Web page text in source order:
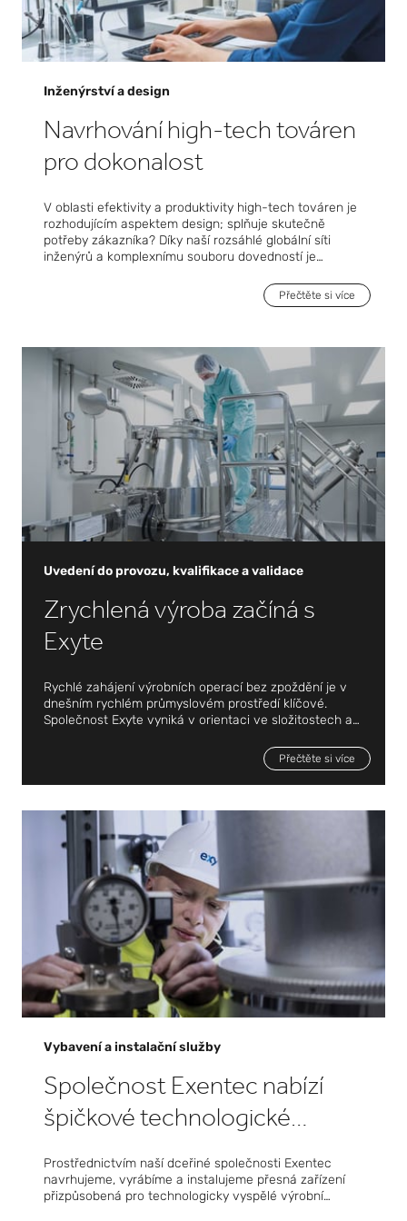
rozvoje v různých odvětvích.
Inženýrství a design
Navrhování high-tech továren
pro dokonalost
V oblasti efektivity a produktivity high-tech továren je
rozhodujícím aspektem design; splňuje skutečně
potřeby zákazníka? Díky naší rozsáhlé globální síti
inženýrů a komplexnímu souboru dovedností je
tak bude. To, co nás odlišuje, je naše schopnost vyvíjet
zařízení, která nejen splňují, ale i překonávají očekávání
jejich výrobních zařízení. Společnost Exyte poskytuje
komplexní balíček služeb přesně na míru našim
klientům, od základního a podrobného inženýrství až po
nákladově efektivní optimalizaci a hodnocení
dodavatelů.
Přečtěte si více
Uvedení do provozu, kvalifikace a validace
Uvedení do provozu, kvalifikace a validace
Zrychlená výroba začíná s
Exyte
Rychlé zahájení výrobních operací bez zpoždění je v
dnešním rychlém průmyslovém prostředí klíčové.
Společnost Exyte vyniká v orientaci ve složitostech a
rostoucí automatizace, vznikajících pokroků v oblasti
průmyslu 4.0 a zpřísňujících se předpisů.
Přečtěte si více
Vybavení a instalační služby
Společnost Exentec nabízí
špičkové technologické
vybavení na míru pro přesnou
výrobu
Prostřednictvím naší dceřiné společnosti Exentec
navrhujeme, vyrábíme a instalujeme přesná zařízení
přizpůsobená pro technologicky vyspělé výrobní